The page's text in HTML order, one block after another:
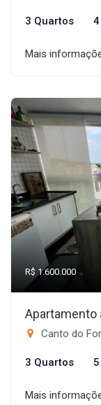
3 Quartos
Mais
R$ 1.600.000
Apartamento
Canto do
3 Quartos
Mais